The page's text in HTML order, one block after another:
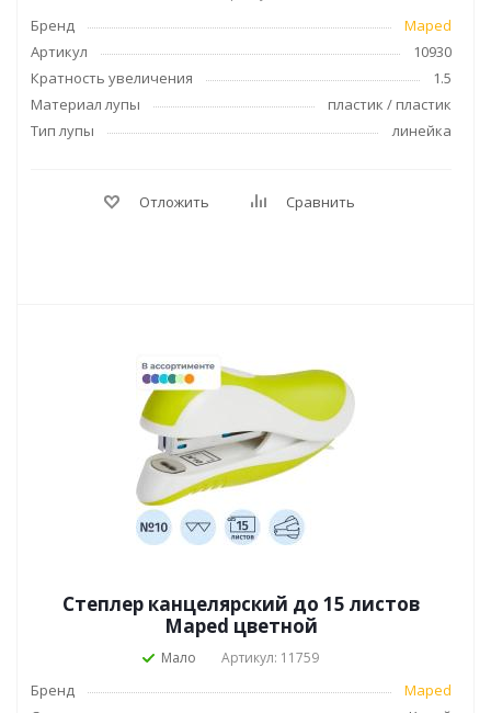
Бренд
Maped
Артикул
10930
Кратность увеличения
1.5
Материал лупы
пластик / пластик
Тип лупы
линейка
Отложить Сравнить
Степлер канцелярский до 15 листов
Maped цветной
Мало Артикул: 11759
Бренд
Maped